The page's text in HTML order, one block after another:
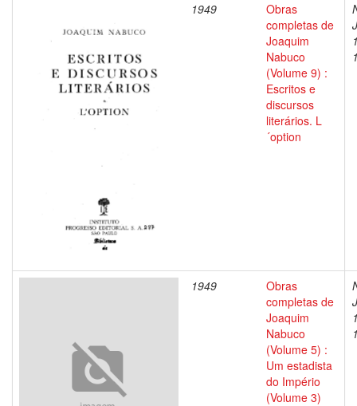
1949
Obras
completas de
Joaquim
Nabuco
(Volume 9) :
Escritos e
discursos
literários. L
´option
1949
Obras
completas de
Joaquim
Nabuco
(Volume 5) :
Um estadista
do Império
(Volume 3)